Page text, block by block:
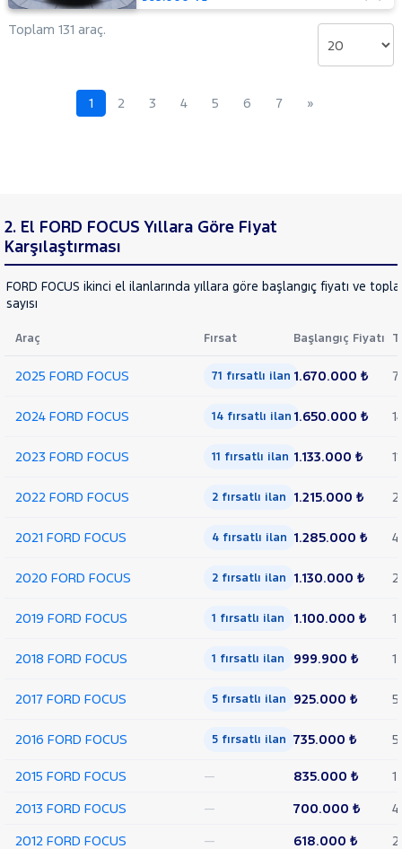
Mustang
Mach-E
RANGER
JOURNEY
TOURNEO
CUSTOM
TRANSIT
Foton
HYUNDAI
ISUZU
Jaecoo
JEEP
LANCIA
MAN
MERCEDES-
BENZ
MINI
MITSUBISHI
NISSAN
OPEL
PEUGEOT
Toplam 131 araç.
1 2 3 4 5 6 7 »
2. El FORD FOCUS Yıllara Göre Fiyat
Karşılaştırması
FORD FOCUS ikinci el ilanlarında yıllara göre başlangıç fiyatı ve
sayısı
Araç Fırsat Başlangıç Fiyatı
2025 FORD FOCUS 71 fırsatlı ilan 1.670.000 ₺
2024 FORD FOCUS 14 fırsatlı ilan 1.650.000 ₺
2023 FORD FOCUS 11 fırsatlı ilan 1.133.000 ₺ 11
2022 FORD FOCUS 2 fırsatlı ilan 1.215.000 ₺ 2
2021 FORD FOCUS 4 fırsatlı ilan 1.285.000 ₺ 4
2020 FORD FOCUS 2 fırsatlı ilan 1.130.000 ₺ 2
2019 FORD FOCUS 1 fırsatlı ilan 1.100.000 ₺ 1
2018 FORD FOCUS 1 fırsatlı ilan 999.900 ₺ 1
2017 FORD FOCUS 5 fırsatlı ilan 925.000 ₺ 5
2016 FORD FOCUS 5 fırsatlı ilan 735.000 ₺ 5
2015 FORD FOCUS — 835.000 ₺
1
2013 FORD FOCUS
— 700.000 ₺
4
2012 FORD FOCUS
— 618.000 ₺
2